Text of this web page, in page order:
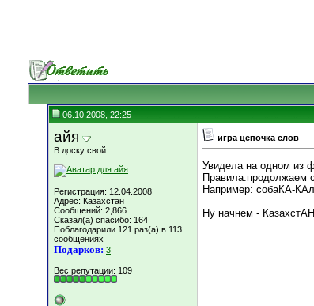
06.10.2008, 22:25
айя
В доску свой
Регистрация: 12.04.2008
Адрес: Казахстан
Сообщений: 2,866
Сказал(а) спасибо: 164
Поблагодарили 121 раз(а) в 113
сообщениях
Подарков: 3
Вес репутации: 109
игра цепочка слов
Увидела на одном из
Правила:продолжаем
Например: собаКА-
Ну начнем - КазахстАН